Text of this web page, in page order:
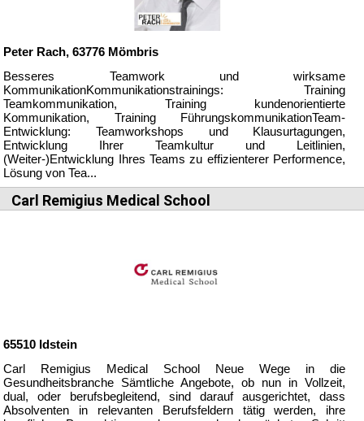
Peter Rach,63776 Mömbris
Besseres Teamwork und wirksame
KommunikationKommunikationstrainings: Training
Teamkommunikation, Training kundenorientierte
Kommunikation, Training FührungskommunikationTeam-
Entwicklung: Teamworkshops und Klausurtagungen,
Entwicklung Ihrer Teamkultur und Leitlinien,
(Weiter-)Entwicklung Ihres Teams zu effizienterer Performence,
Lösung von Tea...
Carl Remigius Medical School
65510 Idstein
Carl Remigius Medical School Neue Wege in die
Gesundheitsbranche Sämtliche Angebote, ob nun in Vollzeit,
dual, oder berufsbegleitend, sind darauf ausgerichtet, dass
Absolventen in relevanten Berufsfeldern tätig werden, ihre